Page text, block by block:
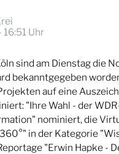
Uhr
sind am Dienstag die
bekanntgegeben
auf eine
"Ihre Wahl - der
nominiert, die
in der Kategorie
"Erwin Hapke -